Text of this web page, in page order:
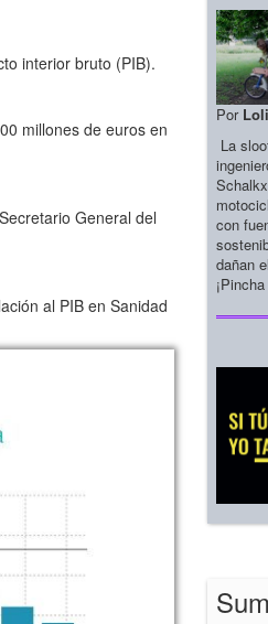
interior bruto (PIB).
millones de euros en
General del
al PIB en Sanidad
Por
La
con
dañan